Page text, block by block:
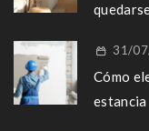
31/
Cómo
estancia